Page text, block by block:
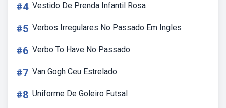
#4 Vestido De Prenda Infantil Rosa
#5 Verbos Irregulares No Passado Em Ingles
#6 Verbo To Have No Passado
#7 Van Gogh Ceu Estrelado
#8 Uniforme De Goleiro Futsal